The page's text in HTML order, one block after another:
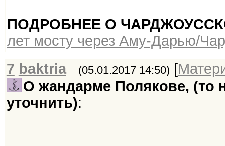
ПОДРОБНЕЕ О
лет мосту через Аму-Дарью/
7 baktria (05.01.2017 14:50) [
О жандарме Полякове, (то
уточнить):